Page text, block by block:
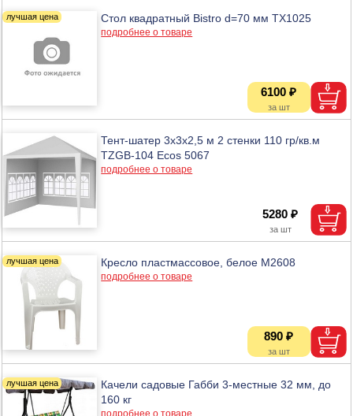
Стол квадратный Bistro d=70 мм TX1025
подробнее о товаре
6100 ₽
Тент-шатер 3х3х2,5 м 2 стенки 110 гр/кв.м
TZGB-104 Ecos 5067
подробнее о товаре
5280 ₽
Кресло пластмассовое, белое М2608
подробнее о товаре
890 ₽
Качели садовые Габби 3-местные 32 мм, до
160 кг
подробнее о товаре